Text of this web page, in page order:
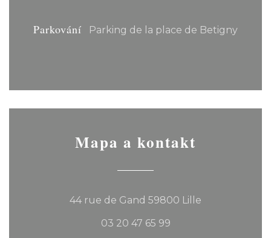
Parkování Parking de la place de Betigny
Mapa a kontakt
44 rue de Gand 59800 Lille
03 20 47 65 99